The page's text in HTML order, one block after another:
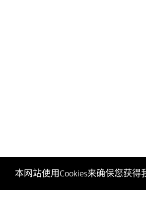
本网站使用Cookies来确保您获得